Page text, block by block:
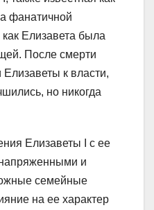
фанатичной
Елизавета была
После смерти
к власти,
но никогда
Елизаветы I с ее
и
семейные
на ее характер